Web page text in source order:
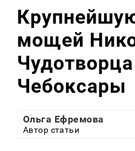
мощей
Чебоксары
Ольга Ефремова
Автор статьи